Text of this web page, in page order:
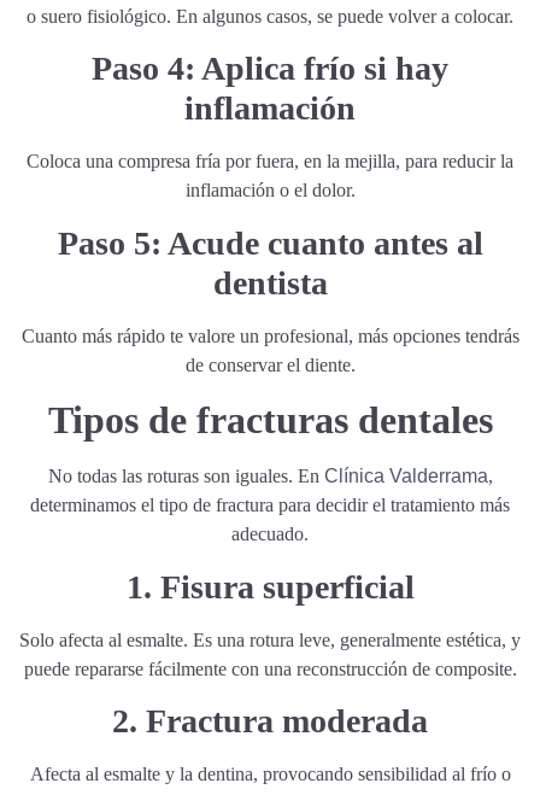
o suero fisiológico. En algunos casos, se puede volver a colocar.
Paso 4: Aplica frío si hay
inflamación
Coloca una compresa fría por fuera, en la mejilla, para reducir la
inflamación o el dolor.
Paso 5: Acude cuanto antes al
dentista
Cuanto más rápido te valore un profesional, más opciones tendrás
de conservar el diente.
Tipos de fracturas dentales
No todas las roturas son iguales. En Clínica Valderrama,
determinamos el tipo de fractura para decidir el tratamiento más
adecuado.
1. Fisura superficial
Solo afecta al esmalte. Es una rotura leve, generalmente estética, y
puede repararse fácilmente con una reconstrucción de composite.
2. Fractura moderada
Afecta al esmalte y la dentina, provocando sensibilidad al frío o